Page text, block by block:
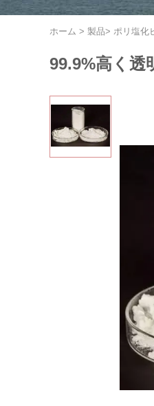
ホーム > 製品> ポリ塩化
99.9%高く透